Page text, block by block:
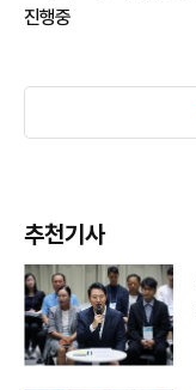
진행중
추천기사